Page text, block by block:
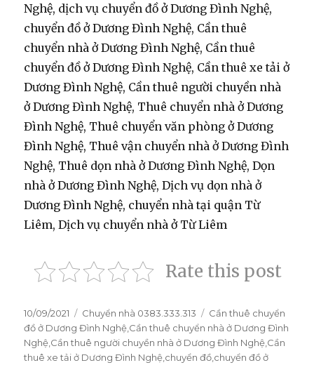
Nghệ, dịch vụ chuyển đồ ở Dương Đình Nghệ,
chuyển đồ ở Dương Đình Nghệ, Cần thuê
chuyển nhà ở Dương Đình Nghệ, Cần thuê
chuyển đồ ở Dương Đình Nghệ, Cần thuê xe tải ở
Dương Đình Nghệ, Cần thuê người chuyền nhà
ở Dương Đình Nghệ, Thuê chuyển nhà ở Dương
Đình Nghệ, Thuê chuyển văn phòng ở Dương
Đình Nghệ, Thuê vận chuyển nhà ở Dương Đình
Nghệ, Thuê dọn nhà ở Dương Đình Nghệ, Dọn
nhà ở Dương Đình Nghệ, Dịch vụ dọn nhà ở
Dương Đình Nghệ, chuyển nhà tại quận Từ
Liêm, Dịch vụ chuyển nhà ở Từ Liêm
Rate this post
Đăng
vào
ngày
10/09/2021
Danh
mục
Chuyển nhà 0383.333.313 Thẻ
Cần thuê chuyển
đồ ở Dương Đình Nghệ Cần thuê chuyển nhà ở Dương Đình
Nghệ Cần thuê người chuyền nhà ở Dương Đình Nghệ Cần
thuê xe tải ở Dương Đình Nghệ chuyển đồ chuyển đồ ở